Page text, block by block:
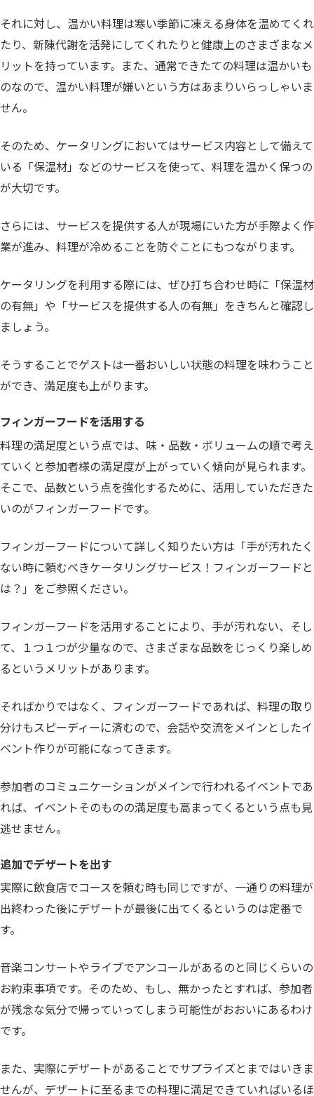
それに対し、温かい料理は寒い季節に凍える身体を温めてくれ
たり、新陳代謝を活発にしてくれたりと健康上のさまざまなメ
リットを持っています。また、通常できたての料理は温かいも
のなので、温かい料理が嫌いという方はあまりいらっしゃいま
せん。
そのため、ケータリングにおいてはサービス内容として備えて
いる「保温材」などのサービスを使って、料理を温かく保つの
が大切です。
さらには、サービスを提供する人が現場にいた方が手際よく作
業が進み、料理が冷めることを防ぐことにもつながります。
ケータリングを利用する際には、ぜひ打ち合わせ時に「保温材
の有無」や「サービスを提供する人の有無」をきちんと確認し
ましょう。
そうすることでゲストは一番おいしい状態の料理を味わうこと
ができ、満足度も上がります。
フィンガーフードを活用する
料理の満足度という点では、味・品数・ボリュームの順で考え
ていくと参加者様の満足度が上がっていく傾向が見られます。
そこで、品数という点を強化するために、活用していただきた
いのがフィンガーフードです。
フィンガーフードについて詳しく知りたい方は「手が汚れたく
ない時に頼むべきケータリングサービス！フィンガーフードと
は？」をご参照ください。
フィンガーフードを活用することにより、手が汚れない、そし
て、１つ１つが少量なので、さまざまな品数をじっくり楽しめ
るというメリットがあります。
そればかりではなく、フィンガーフードであれば、料理の取り
分けもスピーディーに済むので、会話や交流をメインとしたイ
ベント作りが可能になってきます。
参加者のコミュニケーションがメインで行われるイベントであ
れば、イベントそのものの満足度も高まってくるという点も見
逃せません。
追加でデザートを出す
実際に飲食店でコースを頼む時も同じですが、一通りの料理が
出終わった後にデザートが最後に出てくるというのは定番で
す。
音楽コンサートやライブでアンコールがあるのと同じくらいの
お約束事項です。そのため、もし、無かったとすれば、参加者
が残念な気分で帰っていってしまう可能性がおおいにあるわけ
です。
また、実際にデザートがあることでサプライズとまではいきま
せんが、デザートに至るまでの料理に満足できていればいるほ